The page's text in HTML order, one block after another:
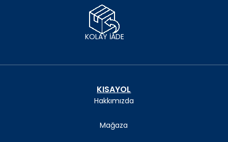
KOLAY İADE
KISAYOL
Hakkımızda
Mağaza